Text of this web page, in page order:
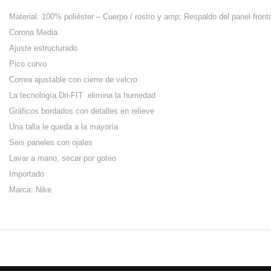
Material: 100% poliéster – Cuerpo / rostro y amp; Respaldo del panel
Corona Media
Ajuste estructurado
Pico curvo
Correa ajustable con cierre de velcro
La tecnología Dri-FIT elimina la humedad
Gráficos bordados con detalles en relieve
Una talla le queda a la mayoría
Seis paneles con ojales
Lavar a mano, secar por goteo
Importado
Marca: Nike